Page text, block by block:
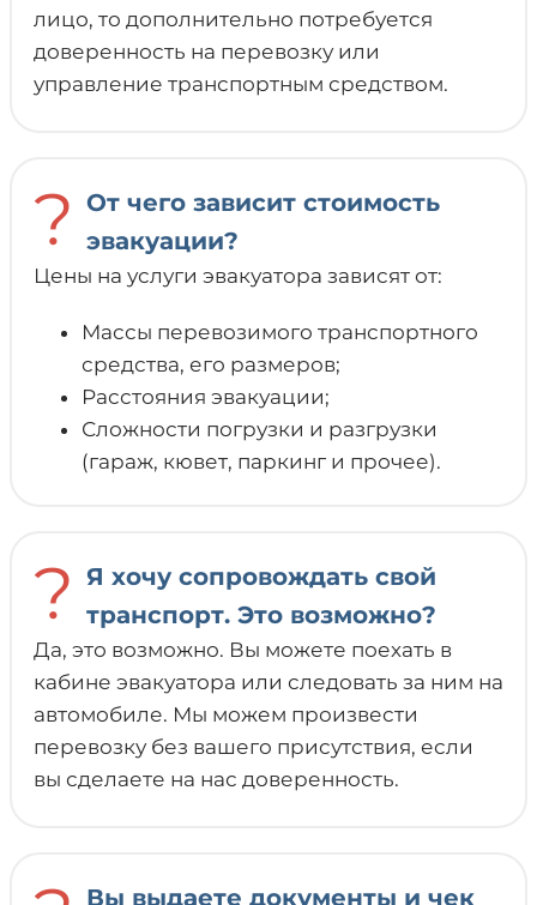
лицо, то дополнительно потребуется
доверенность на перевозку или
управление транспортным средством.
? От чего зависит стоимость
эвакуации?
Цены на услуги эвакуатора зависят от:
Массы перевозимого транспортного
средства, его размеров;
Расстояния эвакуации;
Сложности погрузки и разгрузки
(гараж, кювет, паркинг и прочее).
? Я хочу сопровождать свой
транспорт. Это возможно?
Да, это возможно. Вы можете поехать в
кабине эвакуатора или следовать за ним на
автомобиле. Мы можем произвести
перевозку без вашего присутствия, если
вы сделаете на нас доверенность.
Вы выдаете документы и чек